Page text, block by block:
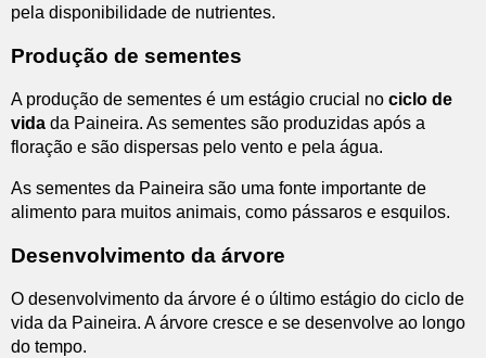
pela disponibilidade de nutrientes.
Produção de sementes
A produção de sementes é um estágio crucial no ciclo de
vida da Paineira. As sementes são produzidas após a
floração e são dispersas pelo vento e pela água.
As sementes da Paineira são uma fonte importante de
alimento para muitos animais, como pássaros e esquilos.
Desenvolvimento da árvore
O desenvolvimento da árvore é o último estágio do ciclo de
vida da Paineira. A árvore cresce e se desenvolve ao longo
do tempo.